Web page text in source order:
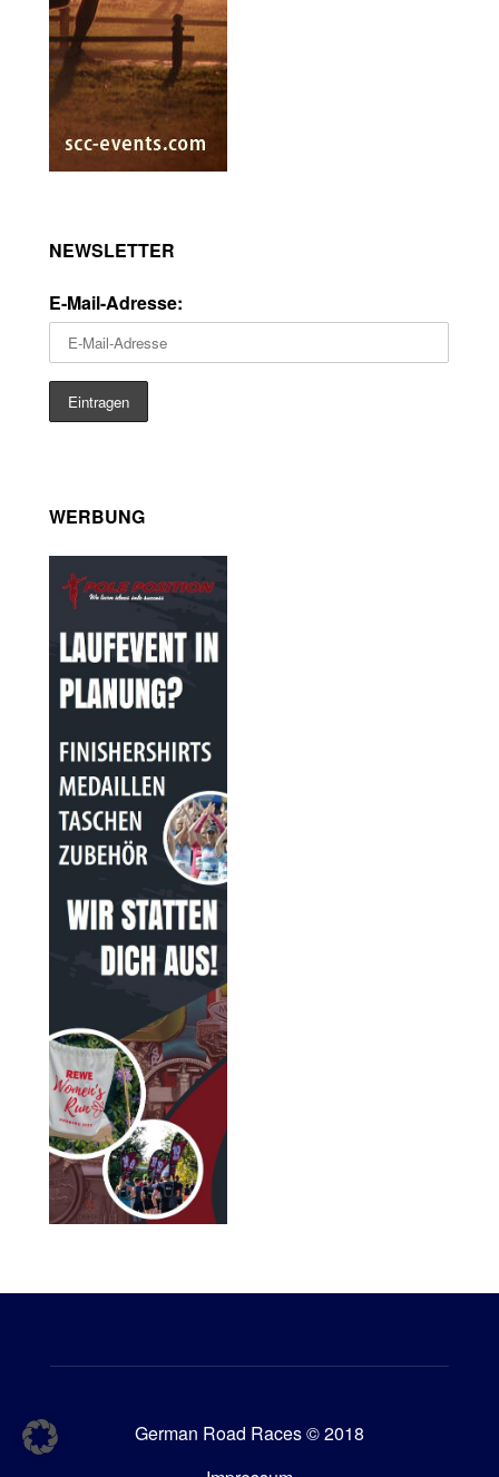
NEWSLETTER
E-Mail-Adresse:
WERBUNG
German Road Races © 2018